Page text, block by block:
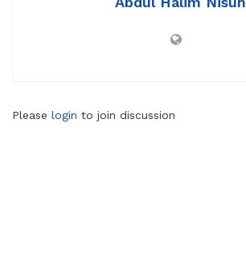
Please login to join discussion